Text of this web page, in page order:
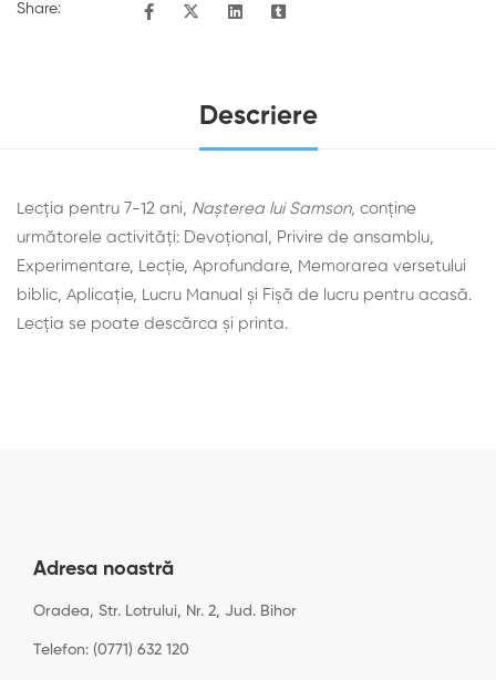
Share:
Descriere
Lecția pentru 7-12 ani, Nașterea lui Samson, conține
următorele activități: Devoţional, Privire de ansamblu,
Experimentare, Lecţie, Aprofundare, Memorarea versetului
biblic, Aplicaţie, Lucru Manual și Fişă de lucru pentru acasă.
Lecţia se poate descărca şi printa.
Adresa noastră
Oradea, Str. Lotrului, Nr. 2, Jud. Bihor
Telefon: (0771) 632 120